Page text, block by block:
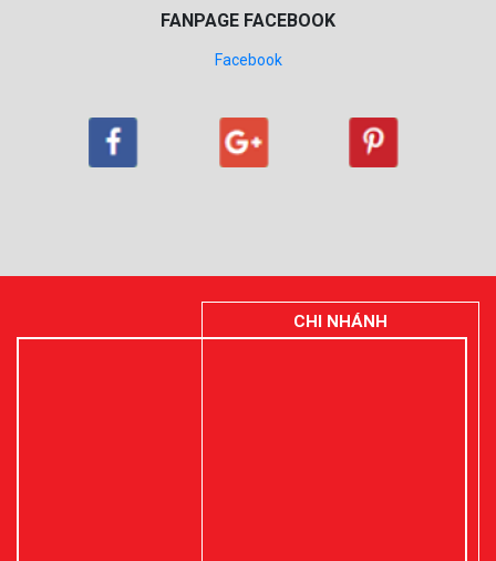
FANPAGE FACEBOOK
Facebook
CHI NHÁNH